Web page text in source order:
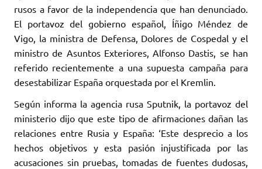
rusos a favor de la independencia que han denunciado.
El portavoz del gobierno español, Íñigo Méndez de
Vigo, la ministra de Defensa, Dolores de Cospedal y el
ministro de Asuntos Exteriores, Alfonso Dastis, se han
referido recientemente a una supuesta campaña para
desestabilizar España orquestada por el Kremlin.
Según informa la agencia rusa Sputnik, la portavoz del
ministerio dijo que este tipo de afirmaciones dañan las
relaciones entre Rusia y España: ‘Este desprecio a los
hechos objetivos y esta pasión injustificada por las
acusaciones sin pruebas, tomadas de fuentes dudosas,